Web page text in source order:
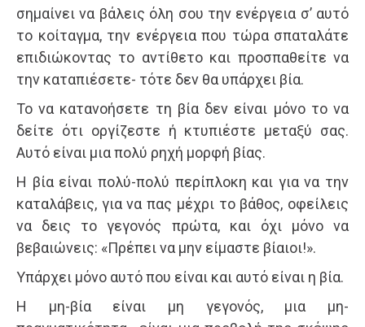
σημαίνει να βάλεις όλη σου την ενέργεια σ’ αυτό
το κοίταγμα, την ενέργεια που τώρα σπαταλάτε
επιδιώκοντας το αντίθετο και προσπαθείτε να
την καταπιέσετε- τότε δεν θα υπάρχει βία.
Το να κατανοήσετε τη βία δεν είναι μόνο το να
δείτε ότι οργίζεστε ή κτυπιέστε μεταξύ σας.
Αυτό είναι μια πολύ ρηχή μορφή βίας.
Η βία είναι πολύ-πολύ περίπλοκη και για να την
καταλάβεις, για να πας μέχρι το βάθος, οφείλεις
να δεις το γεγονός πρώτα, και όχι μόνο να
βεβαιώνεις: «Πρέπει να μην είμαστε βίαιοι!».
Υπάρχει μόνο αυτό που είναι και αυτό είναι η βία.
Η μη-βία είναι μη γεγονός, μια μη-